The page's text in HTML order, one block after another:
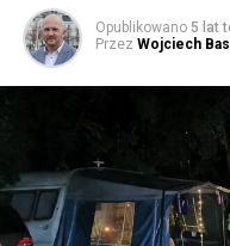
Opublikowano 5 lat
Przez Wojciech